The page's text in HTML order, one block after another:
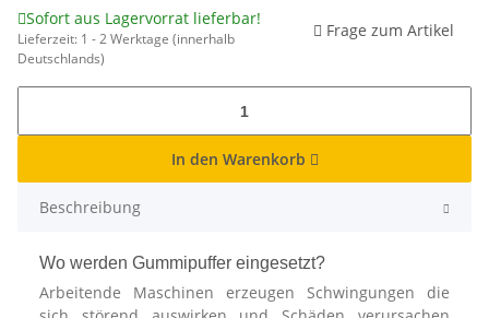
Sofort aus Lagervorrat lieferbar!
Lieferzeit: 1 - 2 Werktage (innerhalb
Deutschlands)
Frage zum Artikel
In den Warenkorb
Beschreibung
Wo werden Gummipuffer eingesetzt?
Arbeitende Maschinen erzeugen Schwingungen die